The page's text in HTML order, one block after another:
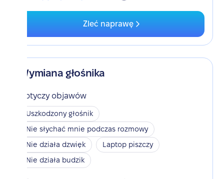
Zleć naprawę
Wymiana głośnika
Dotyczy objawów
Uszkodzony głośnik
Nie słychać mnie podczas rozmowy
Nie działa dzwięk
Laptop piszczy
Nie działa budzik